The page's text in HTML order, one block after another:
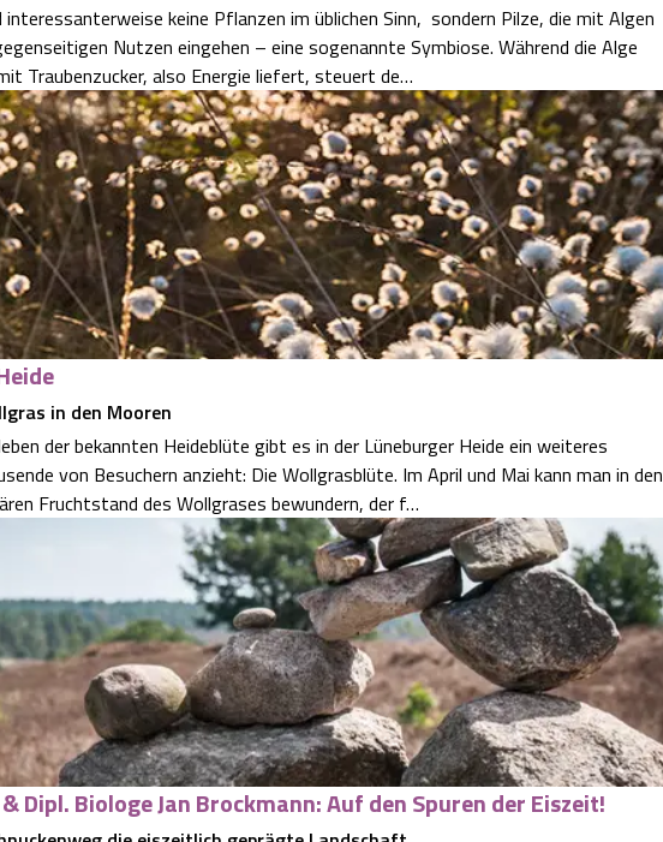
keine Pflanzen im üblichen Sinn, sondern Pilze, die mit Algen
Nutzen eingehen – eine sogenannte Symbiose. Während die Alge
Traubenzucker, also Energie liefert, steuert de…
in den Mooren
der bekannten Heideblüte gibt es in der Lüneburger Heide ein weiteres
von Besuchern anzieht: Die Wollgrasblüte. Im April und Mai kann man in den
Fruchtstand des Wollgrases bewundern, der f…
Dipl. Biologe Jan Brockmann: Auf den Spuren der Eiszeit!